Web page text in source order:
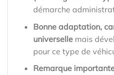
démarche
Bonne adaptation,
universellemais
pour ce type de
Remarque